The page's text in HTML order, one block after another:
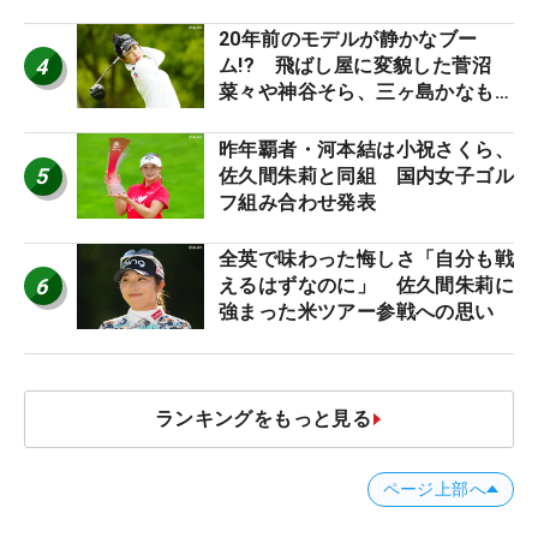
4
20年前のモデルが静かなブー
ム!? 飛ばし屋に変貌した菅沼
菜々や神谷そら、三ヶ島かなも使
ロたちの“飛ばしギア”】
5
昨年覇者・河本結は小祝さくら、
佐久間朱莉と同組 国内女子ゴル
フ組み合わせ発表
6
全英で味わった悔しさ「自分も戦
えるはずなのに」 佐久間朱莉に
強まった米ツアー参戦への思い
ランキングをもっと見る
ページ上部へ